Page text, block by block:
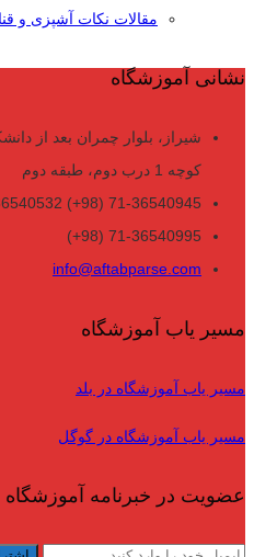
مقالات نکات آشپزی و
نشانی آموزشگاه
شیراز، بلوار چمران بعد از
کوچه 1 درب دوم، طبقه دوم
71-36540945 (98+) 71-36540532 (98+)
71-36540995 (98+)
info@aftabparse.com
مسیر یاب آموزشگاه
مسیر یاب آموزشگاه در بلد
مسیر یاب آموزشگاه در گوگل
عضویت در خبرنامه آموزشگاه